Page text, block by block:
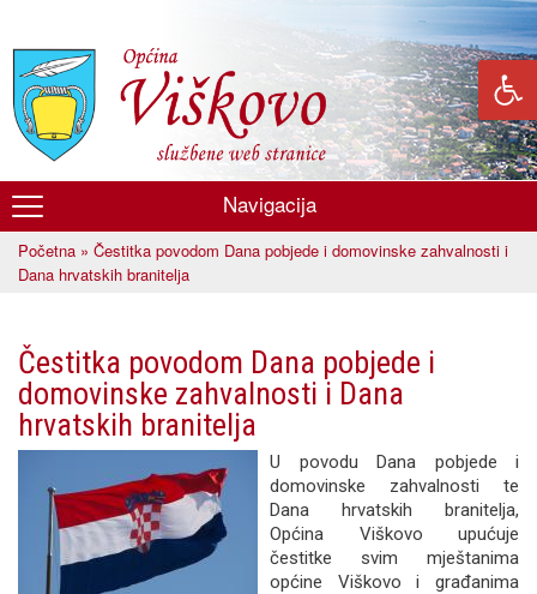
glavni
sadržaj
Općina
Viškovo
Navigacija
Vi ste ovdje
Početna » Čestitka povodom Dana pobjede i domovinske zahvalnosti i
Dana hrvatskih branitelja
Čestitka povodom Dana pobjede i
domovinske zahvalnosti i Dana
hrvatskih branitelja
U povodu Dana pobjede i
domovinske zahvalnosti te
Dana hrvatskih branitelja,
Općina Viškovo upućuje
čestitke svim mještanima
općine Viškovo i građanima